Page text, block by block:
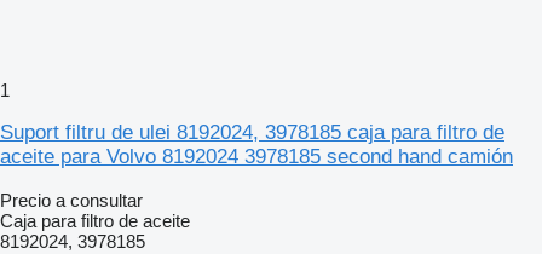
1
Suport filtru de ulei 8192024, 3978185 caja para filtro de
aceite para Volvo 8192024 3978185 second hand camión
Precio a consultar
Caja para filtro de aceite
8192024, 3978185